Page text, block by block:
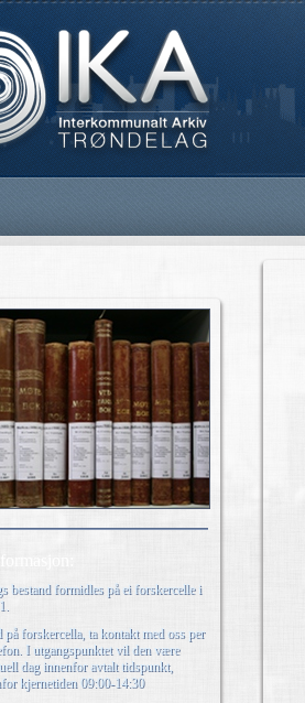
bestand formidles på ei forskercelle i
på forskercella, ta kontakt med oss per
I utgangspunktet vil den være
dag innenfor avtalt tidspunkt,
kjernetiden 09:00-14:30